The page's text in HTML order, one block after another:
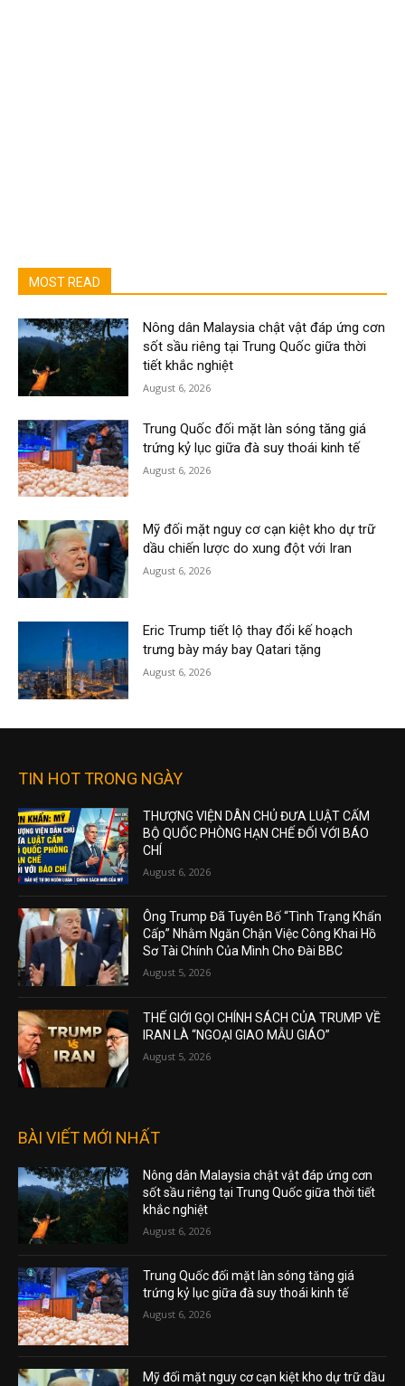
MOST READ
Nông dân Malaysia chật vật đáp ứng cơn
sốt sầu riêng tại Trung Quốc giữa thời
tiết khắc nghiệt
August 6, 2026
Trung Quốc đối mặt làn sóng tăng giá
trứng kỷ lục giữa đà suy thoái kinh tế
August 6, 2026
Mỹ đối mặt nguy cơ cạn kiệt kho dự trữ
dầu chiến lược do xung đột với Iran
August 6, 2026
Eric Trump tiết lộ thay đổi kế hoạch
trưng bày máy bay Qatari tặng
August 6, 2026
TIN HOT TRONG NGÀY
THƯỢNG VIỆN DÂN CHỦ ĐƯA LUẬT CẤM
BỘ QUỐC PHÒNG HẠN CHẾ ĐỐI VỚI BÁO
CHÍ
August 6, 2026
Ông Trump Đã Tuyên Bố “Tình Trạng Khẩn
Cấp” Nhằm Ngăn Chặn Việc Công Khai Hồ
Sơ Tài Chính Của Mình Cho Đài BBC
August 5, 2026
THẾ GIỚI GỌI CHÍNH SÁCH CỦA TRUMP VỀ
IRAN LÀ “NGOẠI GIAO MẪU GIÁO”
August 5, 2026
BÀI VIẾT MỚI NHẤT
Nông dân Malaysia chật vật đáp ứng cơn
sốt sầu riêng tại Trung Quốc giữa thời tiết
khắc nghiệt
August 6, 2026
Trung Quốc đối mặt làn sóng tăng giá
trứng kỷ lục giữa đà suy thoái kinh tế
August 6, 2026
Mỹ đối mặt nguy cơ cạn kiệt kho dự trữ dầu